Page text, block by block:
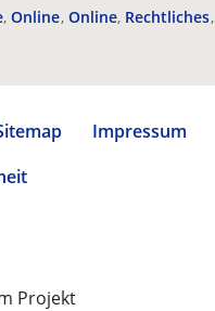
Online Online Rechtliches
Impressum
Projekt